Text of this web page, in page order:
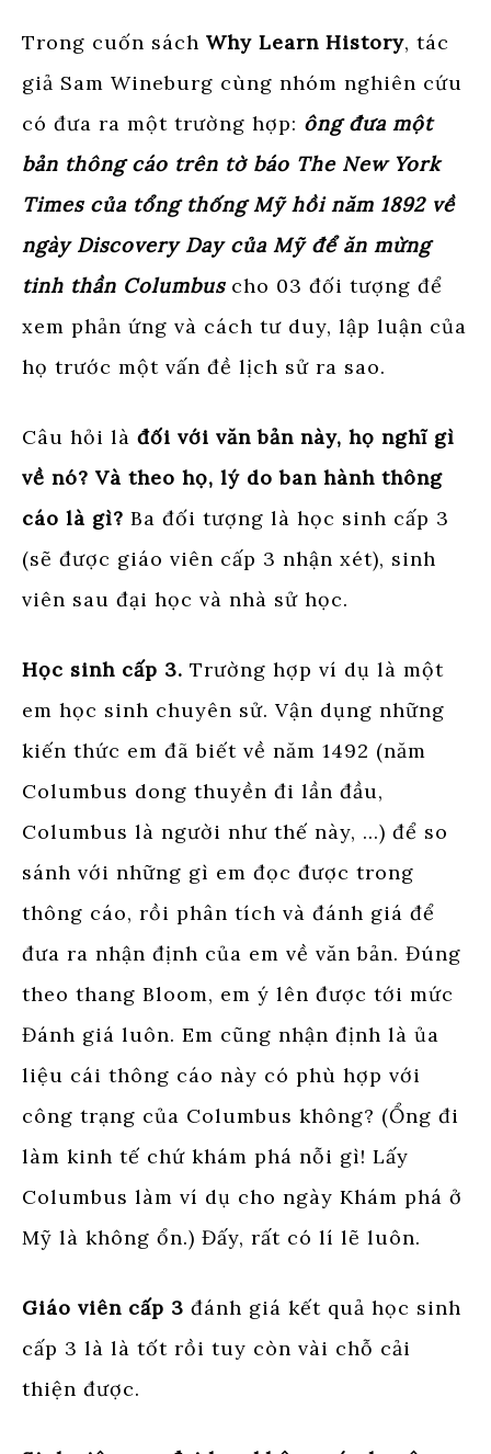
Trong cuốn sách Why Learn History, tác
giả Sam Wineburg cùng nhóm nghiên cứu
có đưa ra một trường hợp: ông đưa một
bản thông cáo trên tờ báo The New York
Times của tổng thống Mỹ hồi năm 1892 về
ngày Discovery Day của Mỹ để ăn mừng
tinh thần Columbuscho 03 đối tượng để
xem phản ứng và cách tư duy, lập luận của
họ trước một vấn đề lịch sử ra sao.
Câu hỏi là đối với văn bản này, họ nghĩ gì
về nó? Và theo họ, lý do ban hành thông
cáo là gì? Ba đối tượng là học sinh cấp 3
(sẽ được giáo viên cấp 3 nhận xét), sinh
viên sau đại học và nhà sử học.
Học sinh cấp 3. Trường hợp ví dụ là một
em học sinh chuyên sử. Vận dụng những
kiến thức em đã biết về năm 1492 (năm
Columbus dong thuyền đi lần đầu,
Columbus là người như thế này, …) để so
sánh với những gì em đọc được trong
thông cáo, rồi phân tích và đánh giá để
đưa ra nhận định của em về văn bản. Đúng
theo thang Bloom, em ý lên được tới mức
Đánh giá luôn. Em cũng nhận định là ủa
liệu cái thông cáo này có phù hợp với
công trạng của Columbus không? (Ổng đi
làm kinh tế chứ khám phá nỗi gì! Lấy
Columbus làm ví dụ cho ngày Khám phá ở
Mỹ là không ổn.) Đấy, rất có lí lẽ luôn.
Giáo viên cấp 3 đánh giá kết quả học sinh
cấp 3 là là tốt rồi tuy còn vài chỗ cải
thiện được.